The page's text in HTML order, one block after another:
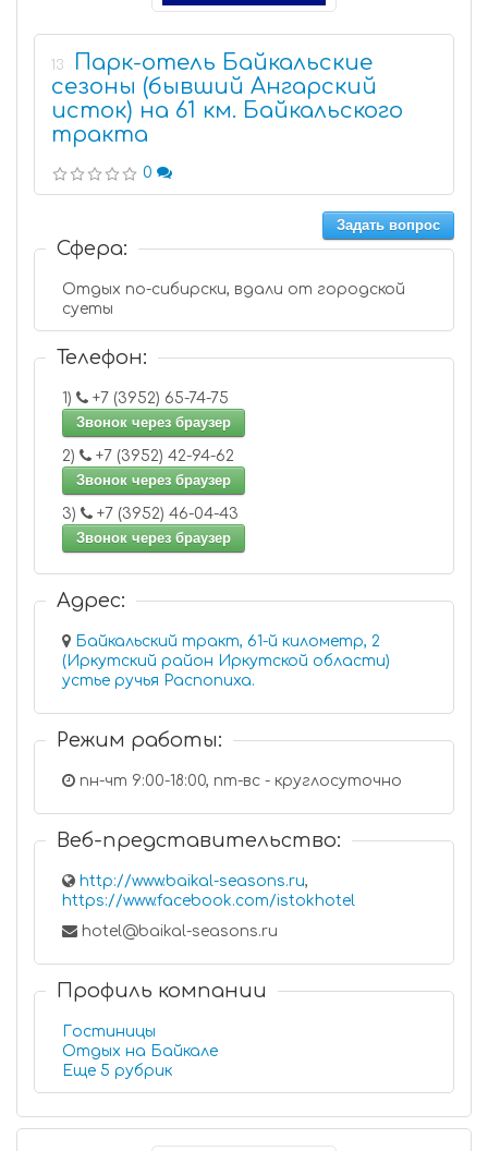
13
Парк-отель Байкальские
сезоны (бывший Ангарский
исток) на 61 км. Байкальского
тракта
0
Задать вопрос
Сфера:
Отдых по-сибирски, вдали от городской
суеты
Телефон:
1)
+7 (3952) 65-74-75
Звонок через браузер
2)
+7 (3952) 42-94-62
Звонок через браузер
3)
+7 (3952) 46-04-43
Звонок через браузер
Адрес:
Байкальский тракт, 61-й километр, 2
(Иркутский район Иркутской области)
устье ручья Распопиха.
Режим работы:
пн-чт 9:00-18:00, пт-вс - круглосуточно
Веб-представительство:
http://www.baikal-seasons.ru,
https://www.facebook.com/istokhotel
hotel@baikal-seasons.ru
Профиль компании
Гостиницы
Отдых на Байкале
Еще 5 рубрик